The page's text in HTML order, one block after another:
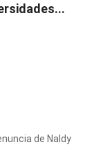
de Naldy